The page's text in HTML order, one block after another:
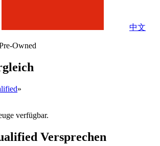
中文
Owned
»
verfügbar.
Versprechen